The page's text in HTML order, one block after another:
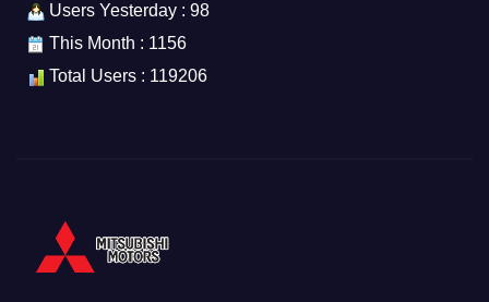
Users Yesterday : 98
This Month : 1156
Total Users : 119206